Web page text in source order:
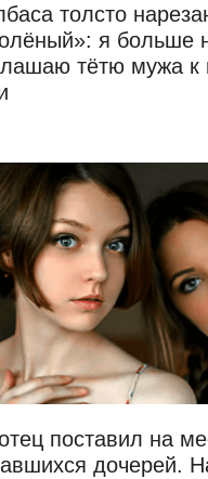
толсто
я больше
тётю мужа к
поставил на
дочерей.